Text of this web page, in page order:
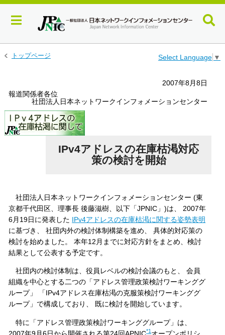
メ
へ
トップページ Select Language ▼
2007年8月8日
報道関係者各位
社団法人日本ネットワークインフォメーションセンター
IPv4アドレスの在庫枯渇対応
策の検討を開始
社団法人日本ネットワークインフォメーションセンター (東
京都千代田区、理事長 後藤滋樹、以下「JPNIC」)は、 2007年
6月19日に発表した IPv4アドレスの在庫枯渇に関する姿勢表明
に基づき、 社団内外の検討体制構築を進め、 具体的対応策の
検討を始めました。 本年12月までに対応方針をまとめ、検討
結果として公表する予定です。
社団内の検討体制は、役員レベルの検討会議のもと、 会員
組織を中心とする二つの「アドレス管理政策検討ワーキンググ
ループ」 「IPv4アドレス在庫枯渇の克服策検討ワーキンググ
ループ」で構成しており、 既に検討を開始しています。
特に「アドレス管理政策検討ワーキンググループ」は、
2007年9月6日から開催される第24回APNIC*1 オープンポリシ